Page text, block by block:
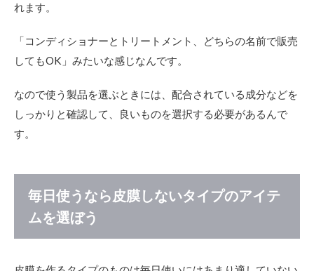
れます。
「コンディショナーとトリートメント、どちらの名前で販売
してもOK」みたいな感じなんです。
なので使う製品を選ぶときには、配合されている成分などを
しっかりと確認して、良いものを選択する必要があるんで
す。
毎日使うなら皮膜しないタイプのアイテ
ムを選ぼう